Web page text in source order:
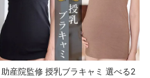
助産院監修 授乳ブラキャミ 選べる2